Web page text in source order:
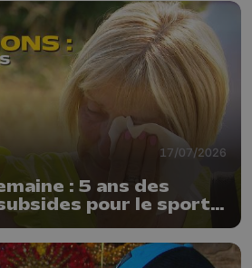
17/07/2026
: 5 ans des
pour le sport